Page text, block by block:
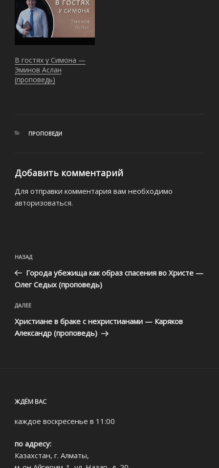
В гостях у Симона —
Эминов Аслан
(проповедь)
РУБРИКИ
ПРОПОВЕДИ
Добавить комментарий
Для отправки комментария вам необходимо
авторизоваться.
по
записям
Предыдущая
запись:
НАЗАД
Города убежища как образ спасения во Христе —
Олег Седых (проповедь)
Следующая
запись
ДАЛЕЕ
Христиане в браке с нехристианами — Каряков
Александр (проповедь)
ЖДЁМ ВАС
каждое воскресенье в 11:00
по адресу:
Казахстан, г. Алматы,